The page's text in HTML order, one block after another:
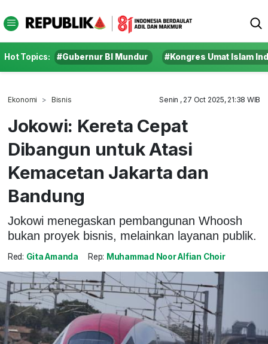
Hot Topics: #Gubernur BI Mundur #Kongres Umat Islam
Ekonomi Bisnis Senin , 27 Oct 2025, 21:38 WIB
Jokowi: Kereta Cepat
Dibangun untuk Atasi
Kemacetan Jakarta dan
Bandung
Jokowi menegaskan pembangunan Whoosh
bukan proyek bisnis, melainkan layanan publik.
Red: Gita Amanda Rep: Muhammad Noor Alfian Choir